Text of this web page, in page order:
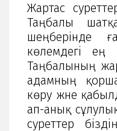
Жартас
Таңбалы
шеңберінде
көлемдегі ең
Таңбалының
адамның
көру және
ап-анық
суреттер